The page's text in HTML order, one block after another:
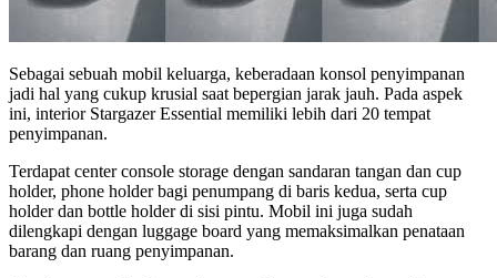
Sebagai sebuah mobil keluarga, keberadaan konsol penyimpanan
jadi hal yang cukup krusial saat bepergian jarak jauh. Pada aspek
ini, interior Stargazer Essential memiliki lebih dari 20 tempat
penyimpanan.
Terdapat center console storage dengan sandaran tangan dan cup
holder, phone holder bagi penumpang di baris kedua, serta cup
holder dan bottle holder di sisi pintu. Mobil ini juga sudah
dilengkapi dengan luggage board yang memaksimalkan penataan
barang dan ruang penyimpanan.